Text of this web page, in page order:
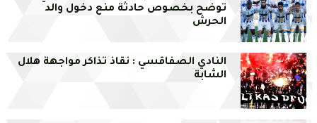
توضح بخصوص حادثة منع دخول والد
الحرش
النادي الصفاقسي : نقاذ تذاكر مواجهة هلال
الشابة